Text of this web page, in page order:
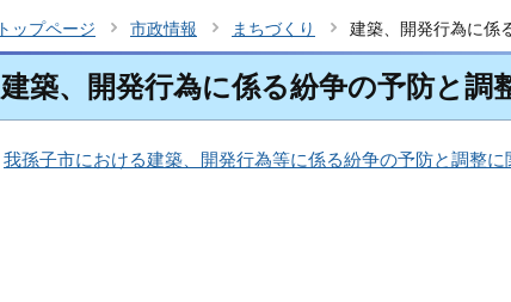
トップページ 市政情報 まちづくり 建築、開発行為に係
建築、開発行為に係る紛争の予防と調
我孫子市における建築、開発行為等に係る紛争の予防と調整に